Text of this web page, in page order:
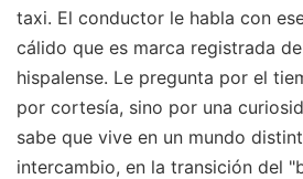
taxi. El conductor le habla con
cálido que es marca registrada
hispalense. Le pregunta por el
por cortesía, sino por una
sabe que vive en un mundo
intercambio, en la transición del